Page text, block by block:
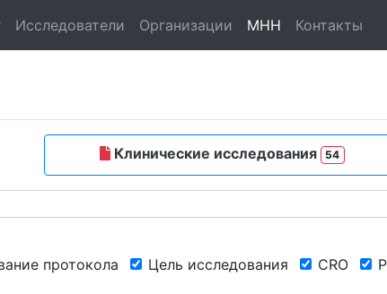
Исследователи Организации МНН Контакты
Клинические исследования 54
протокола Цель исследования CRO